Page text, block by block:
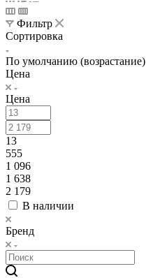
Фильтр
Сортировка
По умолчанию (возрастание)
Цена
Цена
13
555
1 096
1 638
2 179
В наличии
Бренд